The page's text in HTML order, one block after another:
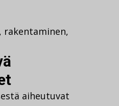
, rakentaminen,
aiheutuvat